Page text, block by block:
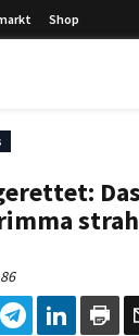
Shop